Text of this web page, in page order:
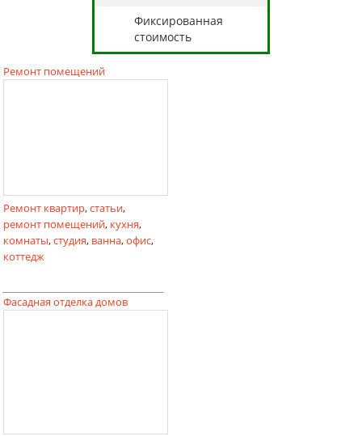
Фиксированная
стоимость
Ремонт помещений
Ремонт квартир,статьи,
ремонт помещений, кухня,
комнаты,студия, ванна,офис,
коттедж
Фасадная отделка домов